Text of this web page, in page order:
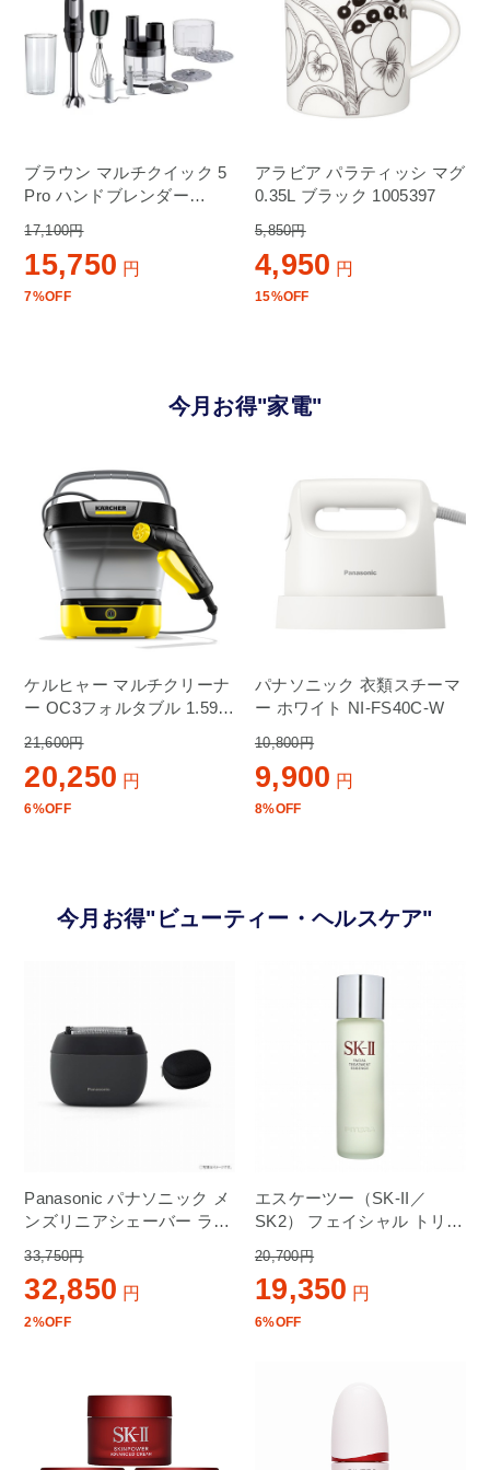
ブラウン マルチクイック 5
Pro ハンドブレンダー
17,100円
15,750 円
7%OFF
アラビア パラティッシ マグ
0.35L ブラック 1005397
5,850円
4,950 円
15%OFF
今月お得"家電"
ケルヒャー マルチクリーナ
ー OC3フォルタブル 1.599-
21,600円
20,250 円
6%OFF
パナソニック 衣類スチーマ
ー ホワイト NI-FS40C-W
10,800円
9,900 円
8%OFF
今月お得"ビューティー・ヘルスケア"
Panasonic パナソニック メ
ンズリニアシェーバー ラム
PV3A-K マットブラック
33,750円
32,850 円
2%OFF
エスケーツー（SK-II／
SK2） フェイシャル トリー
20,700円
19,350 円
6%OFF